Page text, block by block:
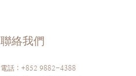
聯絡我們
電話：+852 9882-4388